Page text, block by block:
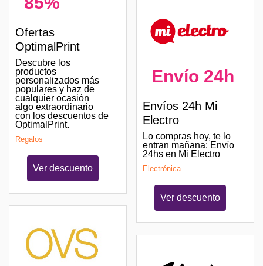
Ofertas
OptimalPrint
Descubre los
productos
personalizados más
populares y haz de
cualquier ocasión
algo extraordinario
con los descuentos de
OptimalPrint.
Regalos
Ver descuento
Envío 24h
Envíos 24h Mi
Electro
Lo compras hoy, te lo
entran mañana: Envío
24hs en Mi Electro
Electrónica
Ver descuento